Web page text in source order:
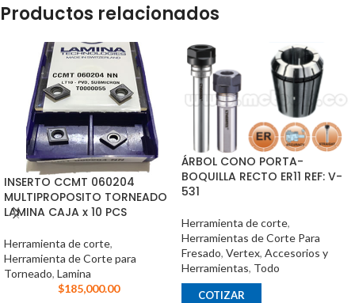
Productos relacionados
INSERTO CCMT 060204
MULTIPROPOSITO TORNEADO
LAMINA CAJA x 10 PCS
Herramienta de corte,
Herramienta de Corte para
Torneado, Lamina
$185,000.00
ÁRBOL CONO PORTA-
BOQUILLA RECTO ER11 REF: V-
531
Herramienta de corte,
Herramientas de Corte Para
Fresado, Vertex, Accesorios y
Herramientas, Todo
COTIZAR